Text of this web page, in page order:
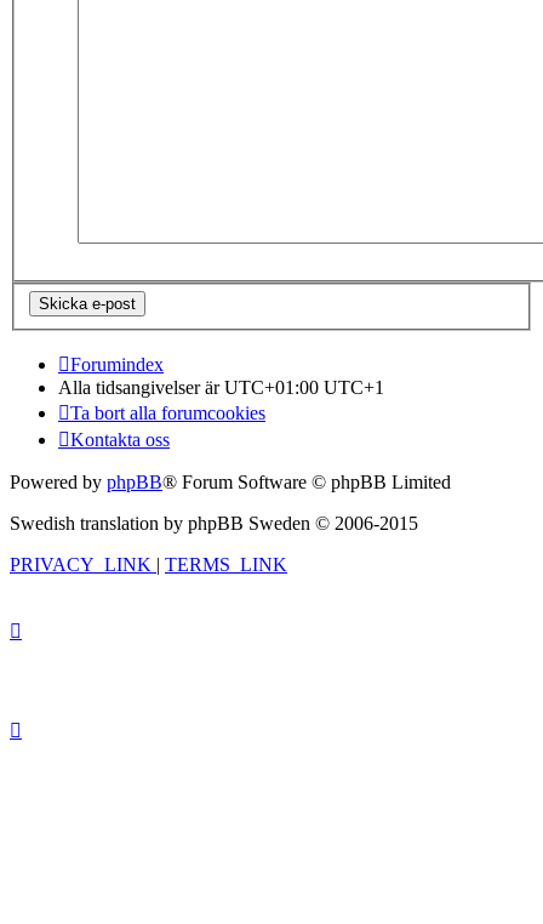
Forumindex
Alla tidsangivelser är UTC+01:00 UTC+1
Ta bort alla forumcookies
Kontakta oss
Powered by phpBB® Forum Software © phpBB Limited
Swedish translation by phpBB Sweden © 2006-2015
PRIVACY_LINK
TERMS_LINK